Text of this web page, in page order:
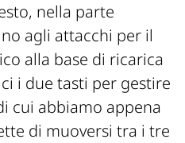
nella parte
agli attacchi per il
alla base di ricarica
i due tasti per gestire
cui abbiamo appena
di muoversi tra i tre